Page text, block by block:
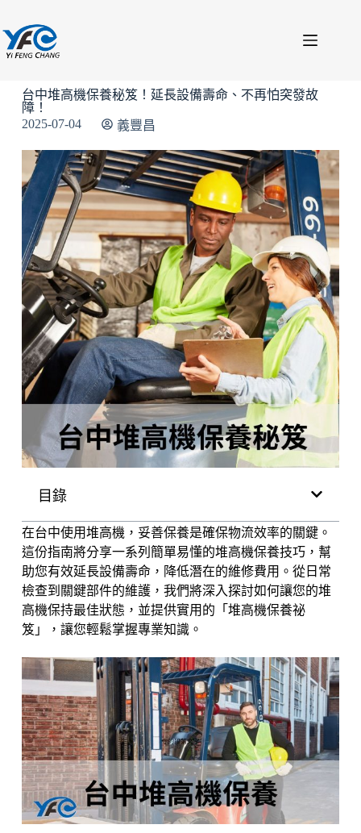
台中堆高機保養秘笈！延長設備壽命、不再怕突發故
障！
2025-07-04
義豐昌
目錄
在台中使用堆高機，妥善保養是確保物流效率的關鍵。
這份指南將分享一系列簡單易懂的堆高機保養技巧，幫
助您有效延長設備壽命，降低潛在的維修費用。從日常
檢查到關鍵部件的維護，我們將深入探討如何讓您的堆
高機保持最佳狀態，並提供實用的「堆高機保養祕
笈」，讓您輕鬆掌握專業知識。